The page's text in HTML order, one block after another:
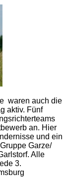
waren auch die
aktiv. Fünf
an. Hier
und ein
Garze/
Alle
3.